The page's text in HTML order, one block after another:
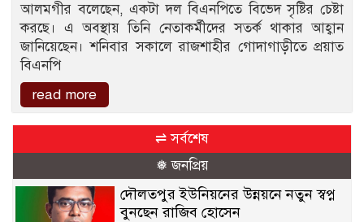
আলমগীর বলেছেন, একটা দল বিএনপিতে বিভেদ সৃষ্টির চেষ্টা
করছে। এ অবস্থায় তিনি নেতাকর্মীদের সতর্ক থাকার আহ্বান
জানিয়েছেন। শনিবার সকালে রাজশাহীর গোদাগাড়ীতে প্রয়াত
বিএনপি
read more
⇌ সর্বশেষ
❅ জনপ্রিয়
দৌলতপুর ইউনিয়নের উন্নয়নে নতুন স্বপ্ন
বুনছেন রাজিব হোসেন